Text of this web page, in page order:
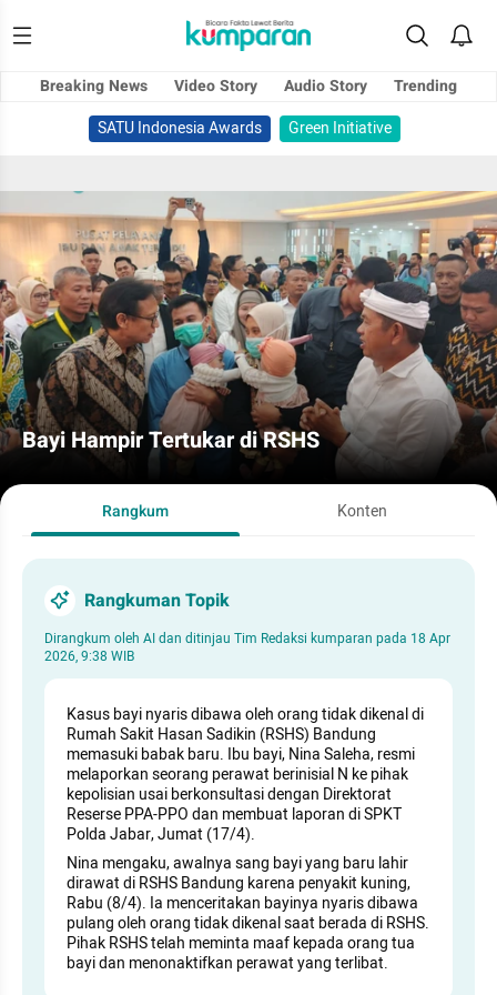
Breaking News Video Story Audio Story
Trending
SATU Indonesia Awards
Green Initiative
Bayi Hampir Tertukar di RSHS
Rangkum Konten
Rangkuman Topik
Dirangkum oleh AI dan ditinjau Tim Redaksi kumparan pada 18 Apr
2026, 9:38 WIB
Kasus bayi nyaris dibawa oleh orang tidak dikenal di
Rumah Sakit Hasan Sadikin (RSHS) Bandung
memasuki babak baru. Ibu bayi, Nina Saleha, resmi
melaporkan seorang perawat berinisial N ke pihak
kepolisian usai berkonsultasi dengan Direktorat
Reserse PPA-PPO dan membuat laporan di SPKT
Polda Jabar, Jumat (17/4).
Nina mengaku, awalnya sang bayi yang baru lahir
dirawat di RSHS Bandung karena penyakit kuning,
Rabu (8/4). Ia menceritakan bayinya nyaris dibawa
pulang oleh orang tidak dikenal saat berada di RSHS.
Pihak RSHS telah meminta maaf kepada orang tua
bayi dan menonaktifkan perawat yang terlibat.